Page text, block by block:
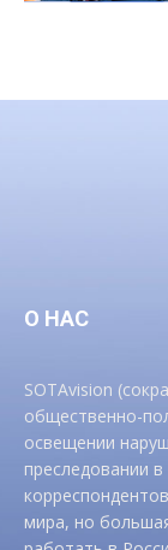
О НАС
SOTAvision
общественно-
освещении
преследовании
мира, но